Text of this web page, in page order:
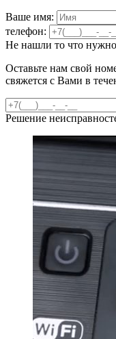
Ваше имя:
телефон:
Не нашли то что
Оставьте нам свой
свяжется с Вами в
Решение